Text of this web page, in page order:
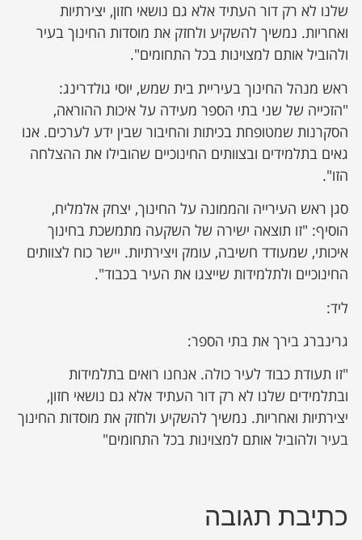
שלנו לא רק דור העתיד אלא גם נושאי חזון, יצירתיות
ואחריות. נמשיך להשקיע ולחזק את מוסדות החינוך בעיר
ולהוביל אותם למצוינות בכל התחומים".
ראש מנהל החינוך בעיריית בית שמש, יוסי גולדרינג:
"הזכייה של שני בתי הספר מעידה על איכות ההוראה,
הסקרנות שמטופחת בכיתות והחיבור שבין ידע לערכים. אנו
גאים בתלמידים ובצוותים החינוכיים שהובילו את ההצלחה
הזו".
סגן ראש העירייה והממונה על החינוך, יצחק אלמליח,
הוסיף: "זו תוצאה ישירה של השקעה מתמשכת בחינוך
איכותי, שמעודד חשיבה, עומק ויצירתיות. יישר כוח לצוותים
החינוכיים ולתלמידות שייצגו את העיר בכבוד".
ליד:
גרינברג בירך את בתי הספר:
"זו תעודת כבוד לעיר כולה. אנחנו רואים בתלמידות
ובתלמידים שלנו לא רק דור העתיד אלא גם נושאי חזון,
יצירתיות ואחריות. נמשיך להשקיע ולחזק את מוסדות החינוך
בעיר ולהוביל אותם למצוינות בכל התחומים"
כתיבת תגובה